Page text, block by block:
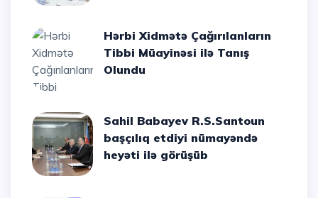
Hərbi Xidmətə Çağırılanların
Tibbi Müayinəsi ilə Tanış
Olundu
Sahil Babayev R.S.Santoun
başçılıq etdiyi nümayəndə
heyəti ilə görüşüb